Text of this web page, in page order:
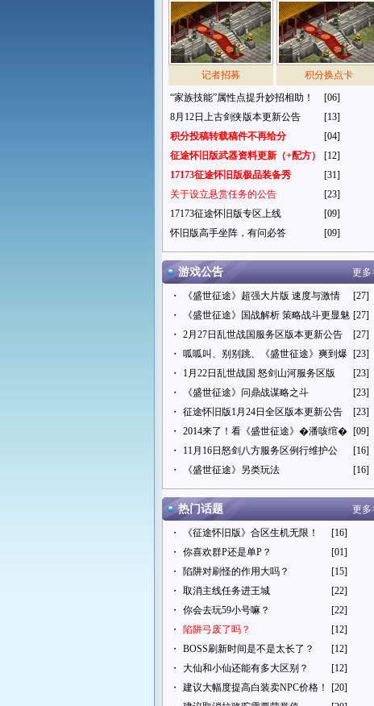
记者招募
积分换点卡
“家族技能”属性点提升妙招相助！
[06]
8月12日上古剑侠版本更新公告
[13]
积分投稿转载稿件不再给分
[04]
征途怀旧版武器资料更新（+配方）
[12]
17173征途怀旧版极品装备秀
[31]
关于设立悬赏任务的公告
[23]
17173征途怀旧版专区上线
[09]
怀旧版高手坐阵，有问必答
[09]
游戏公告 更多
・ 《盛世征途》超强大片版 速度与激情
[27]
・
《盛世征途》国战解析 策略战斗更显魅 [27]
・
2月27日乱世战国服务区版本更新公告
[27]
・
呱呱叫、别别跳、《盛世征途》爽到爆 [23]
・
1月22日乱世战国 怒剑山河服务区版
[23]
・
《盛世征途》问鼎战谋略之斗
[23]
・
征途怀旧版1月24日全区版本更新公告
[23]
・
2014来了！看《盛世征途》�潘咳绾� [09]
・
11月16日怒剑八方服务区例行维护公
[16]
・
《盛世征途》另类玩法 [16]
热门话题 更多
・ 《征途怀旧版》合区生机无限！
[16]
・
你喜欢群P还是单P？
[01]
・
陷阱对刷怪的作用大吗？
[15]
・
取消主线任务进王城
[22]
・
你会去玩59小号嘛？
[22]
・
陷阱弓废了吗？
[12]
・
BOSS刷新时间是不是太长了？
[12]
・
大仙和小仙还能有多大区别？
[12]
・
建议大幅度提高白装卖NPC价格！
[20]